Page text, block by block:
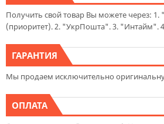
Получить свой товар Вы можете через:
(приоритет). 2. "УкрПошта". 3. "Интайм".
ГАРАНТИЯ
Мы продаем исключительно
ОПЛАТА